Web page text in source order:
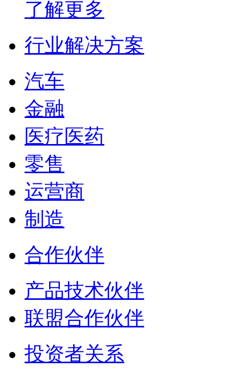
了解更多
行业解决方案
汽车
金融
医疗医药
零售
运营商
制造
合作伙伴
产品技术伙伴
联盟合作伙伴
投资者关系